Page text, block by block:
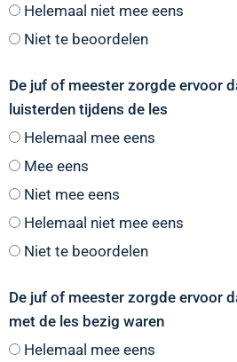
Helemaal niet mee eens
Niet te beoordelen
De juf of meester zorgde ervoor
luisterden tijdens de les
Helemaal mee eens
Mee eens
Niet mee eens
Helemaal niet mee eens
Niet te beoordelen
De juf of meester zorgde ervoor
met de les bezig waren
Helemaal mee eens